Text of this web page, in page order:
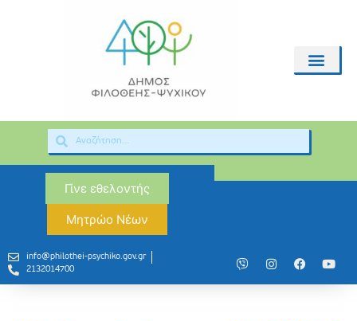
Γίνε εθελοντής
Μητρώο Νέων
info@philothei-psychiko.gov.gr
2132014700